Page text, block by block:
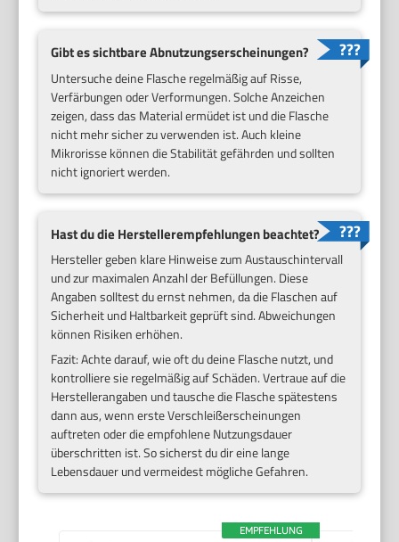
Gibt es sichtbare Abnutzungserscheinungen?
Untersuche deine Flasche regelmäßig auf Risse,
Verfärbungen oder Verformungen. Solche Anzeichen
zeigen, dass das Material ermüdet ist und die Flasche
nicht mehr sicher zu verwenden ist. Auch kleine
Mikrorisse können die Stabilität gefährden und sollten
nicht ignoriert werden.
Hast du die Herstellerempfehlungen beachtet?
Hersteller geben klare Hinweise zum Austauschintervall
und zur maximalen Anzahl der Befüllungen. Diese
Angaben solltest du ernst nehmen, da die Flaschen auf
Sicherheit und Haltbarkeit geprüft sind. Abweichungen
können Risiken erhöhen.
Fazit: Achte darauf, wie oft du deine Flasche nutzt, und
kontrolliere sie regelmäßig auf Schäden. Vertraue auf die
Herstellerangaben und tausche die Flasche spätestens
dann aus, wenn erste Verschleißerscheinungen
auftreten oder die empfohlene Nutzungsdauer
überschritten ist. So sicherst du dir eine lange
Lebensdauer und vermeidest mögliche Gefahren.
EMPFEHLUNG